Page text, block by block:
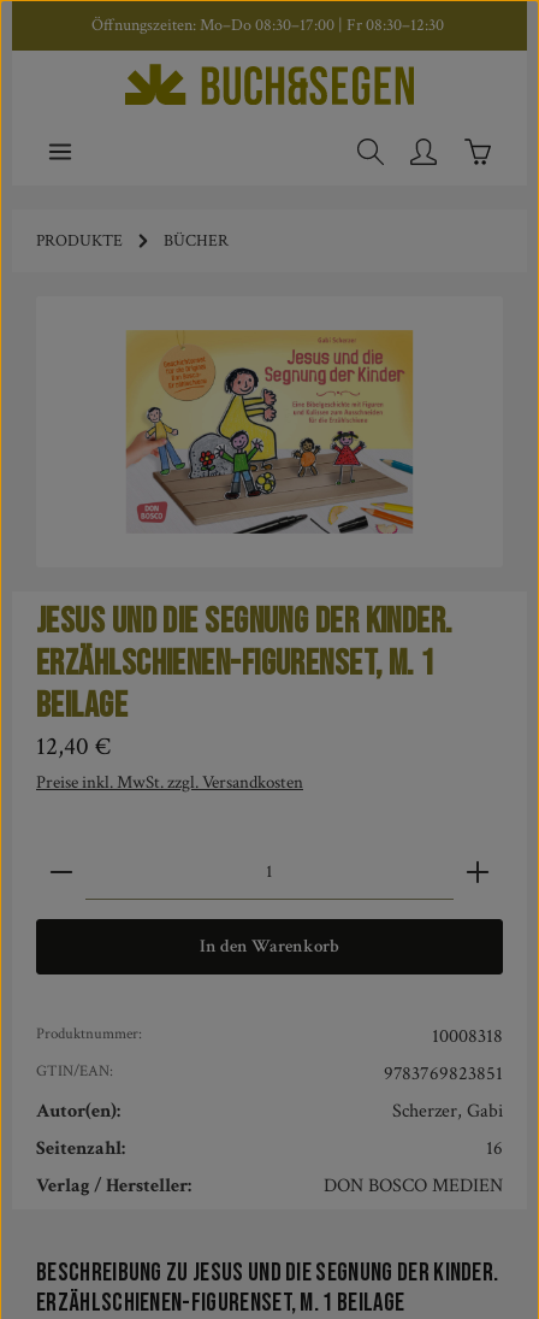
Zum Hauptinhalt springen
Öffnungszeiten: Mo–Do 08:30–17:00 | Fr 08:30–12:30
PRODUKTE BÜCHER
Jesus und die Segnung der Kinder.
Erzählschienen-Figurenset, m. 1
Beilage
Regulärer Preis:
12,40 €
Preise inkl. MwSt. zzgl. Versandkosten
Produkt Anzahl: Gib den gewünschten Wert ein oder
In den Warenkorb
Produktnummer: 10008318
GTIN/EAN:
9783769823851
Autor(en):
Scherzer, Gabi
Seitenzahl:
16
Verlag / Hersteller:
DON BOSCO MEDIEN
Beschreibung zu Jesus und die Segnung der Kinder.
Erzählschienen-Figurenset, m. 1 Beilage